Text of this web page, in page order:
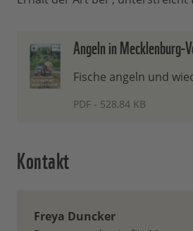
Angeln in Mecklenburg-
Fische angeln und
PDF - 528,84 KB
Kontakt
Freya Duncker